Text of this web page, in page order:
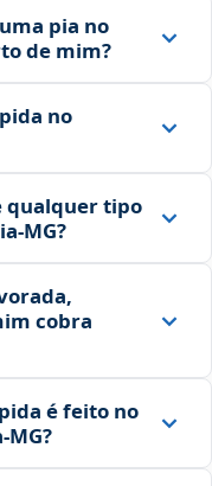
pia no
de mim?
no
qualquer tipo
cobra
é feito no